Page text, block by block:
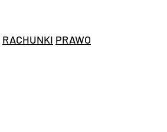
RACHUNKI PRAWO